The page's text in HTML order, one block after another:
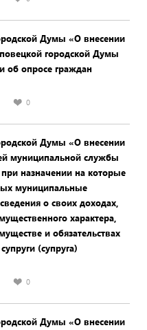
Думы «О внесении
городской Думы
об опросе граждан
0
Думы «О внесении
муниципальной службы
назначении на которые
муниципальные
о своих доходах,
характера,
и обязательствах
(супруга)
0
Думы «О внесении